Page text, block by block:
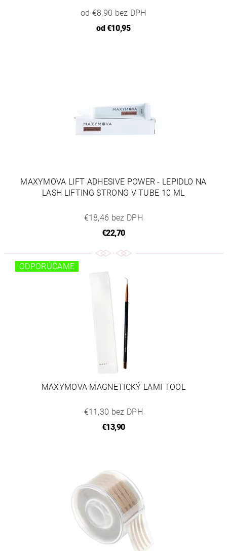
od €8,90 bez DPH
od€10,95
MAXYMOVA LIFT ADHESIVE POWER - LEPIDLO NA
LASH LIFTING STRONG V TUBE 10 ML
€18,46 bez DPH
€22,70
ODPORÚČAME
MAXYMOVA MAGNETICKÝ LAMI TOOL
€11,30 bez DPH
€13,90